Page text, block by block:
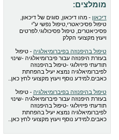
מומלצים:
דיכאון - מהו דיכאון, סוגים של דיכאון,
טיפול פסיכיאטרי,טיפול נפשי ע"י
פסיכיאטרים, טיפול פסיכולוגי.לפרטים
ויעוץ מקצועי הקלק
טיפול בהיפנוזה בפיברומיאלגיה - טיפול
בעזרת היפנוזה עבור פיברומיאלגיה -שינוי
תודעתי פיזיולוגי -טיפול בהיפנוזה
לפיברומיאלגיה נמצא יעיל בהפחתת
כאבים.למידע נוסף ויעוץ מקצועי לחץ כאן..
טיפול בהיפנוזה בפיברומיאלגיה - טיפול
בעזרת היפנוזה עבור פיברומיאלגיה -שינוי
תודעתי פיזיולוגי -טיפול בהיפנוזה
לפיברומיאלגיה נמצא יעיל בהפחתת
כאבים.למידע נוסף ויעוץ מקצועי לחץ כאן..